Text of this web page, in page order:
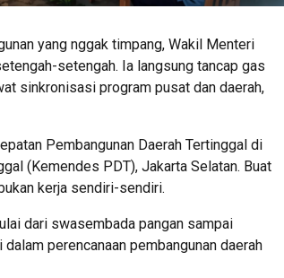
yang nggak timpang, Wakil Menteri
setengah. Ia langsung tancap gas
sinkronisasi program pusat dan daerah,
Pembangunan Daerah Tertinggal di
(Kemendes PDT), Jakarta Selatan. Buat
kerja sendiri-sendiri.
dari swasembada pangan sampai
perencanaan pembangunan daerah